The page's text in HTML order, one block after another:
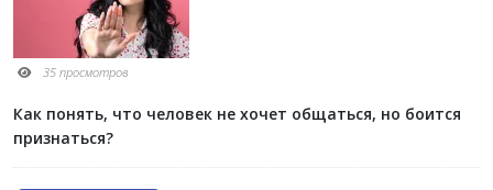
35 просмотров
Как понять, что человек не хочет общаться, но боится
признаться?